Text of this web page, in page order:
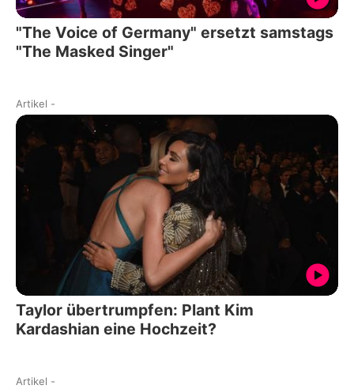
"The Voice of Germany" ersetzt samstags
"The Masked Singer"
Artikel -
Taylor übertrumpfen: Plant Kim
Kardashian eine Hochzeit?
Artikel -